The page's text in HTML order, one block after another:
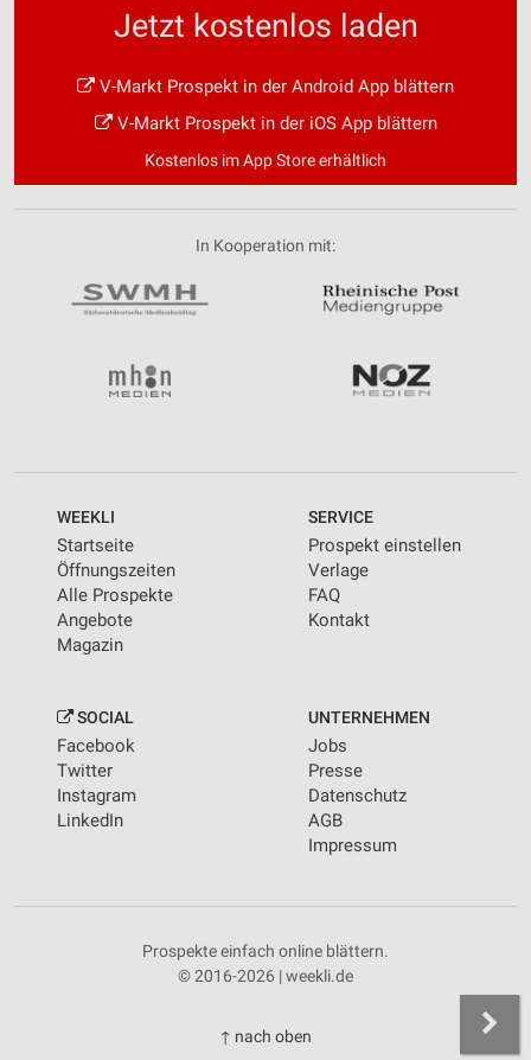
Jetzt kostenlos laden
V-Markt Prospekt in der Android App blättern
V-Markt Prospekt in der iOS App blättern
Kostenlos im App Store erhältlich
In Kooperation mit:
WEEKLI
Startseite
Öffnungszeiten
Alle Prospekte
Angebote
Magazin
SERVICE
Prospekt einstellen
Verlage
FAQ
Kontakt
SOCIAL
Facebook
Twitter
Instagram
LinkedIn
UNTERNEHMEN
Jobs
Presse
Datenschutz
AGB
Impressum
Prospekte einfach online blättern.
© 2016-2026 | weekli.de
↑ nach oben